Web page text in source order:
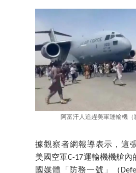
阿富汗人追趕美軍運輸機（
據觀察者網報導表示，這
美國空軍C-17運輸機機艙內
國媒體「防務一號」（